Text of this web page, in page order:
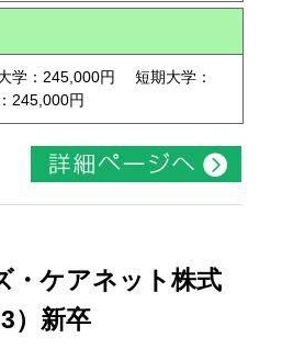
学：245,000円 短期大学：
245,000円
・ケアネット株式
）新卒